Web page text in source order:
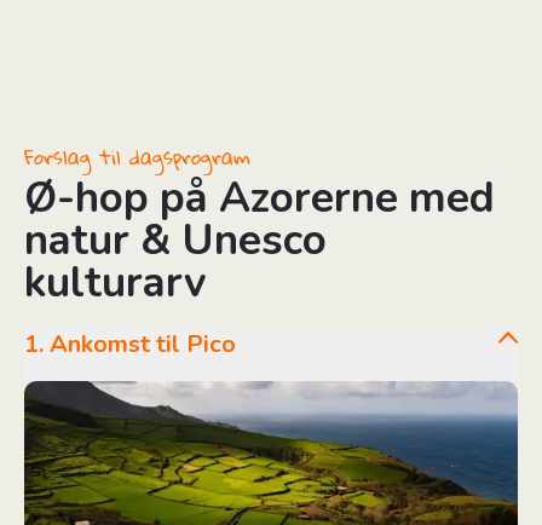
Forslag til dagsprogram
Ø-hop på Azorerne med
natur & Unesco
kulturarv
1. Ankomst til Pico